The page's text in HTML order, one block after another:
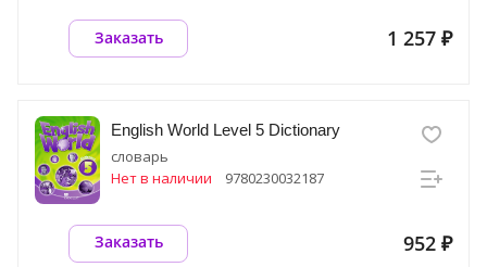
1 257 ₽
Заказать
English World Level 5 Dictionary
словарь
Нет в наличии
9780230032187
952 ₽
Заказать